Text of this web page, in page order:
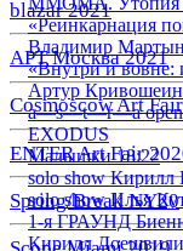
blazar 2021
АРТ Москва 2021
Cosmoscow Art
ENTER Art Fair
Spring/Break NY20
«Реинкарнация
Владимир
«Внутри и вовне:
Артур
a—s—t—r—a open
EXODUS
Малышки 18:22
solo show Кирилл
solo show Илья
1-я ГРАУНД
Кирилл Доешвили